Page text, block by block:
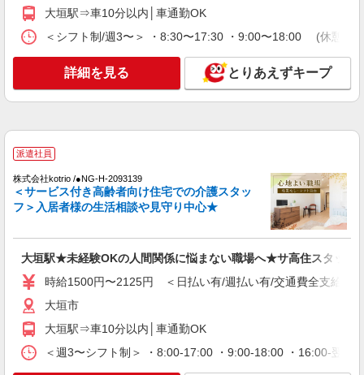
キープ
株式会社kotrio /●NG-H-2031025
大垣駅＊年齢不問◎未経験から安定した業界へ
＊サ高住
キープ 詳細を見る
株式会社kotrio /●NG-H-2029828
日収1.2万円〜可★「とにかく収入重視!」が叶
う高時給の有料住宅
大垣市
大垣駅⇒車10分以内│車通勤OK
＜シフト制/週3〜＞ ・8:30〜17:30 ・9:00〜18:00 (休憩1h
詳細を見る とりあえずキープ
派遣社員
株式会社kotrio /●NG-H-2093139
＜サービス付き高齢者向け住宅での介護スタッ
フ＞入居者様の生活相談や見守り中心★
大垣駅★未経験OKの人間関係に悩まない職場へ★サ高住スタッフ
時給1500円〜2125円 ＜日払い有/週払い有/交通費全支給(ガ
大垣市
大垣駅⇒車10分以内│車通勤OK
＜週3〜シフト制＞ ・8:00-17:00 ・9:00-18:00 ・16:00-